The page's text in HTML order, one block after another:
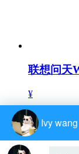
联想问天
¥